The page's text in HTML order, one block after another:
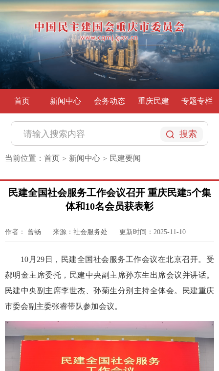
首页 新闻中心 会务动态 重庆民建 专题专栏
搜索
当前位置： 首页 > 新闻中心 > 民建要闻
民建全国社会服务工作会议召开 重庆民建5个集
体和10名会员获表彰
作者： 曾畅 来源：社会服务处 更新时间：2025-11-10
10月29日，民建全国社会服务工作会议在北京召开。受
郝明金主席委托，民建中央副主席孙东生出席会议并讲话。
民建中央副主席李世杰、孙菊生分别主持全体会。民建重庆
市委会副主委张睿带队参加会议。